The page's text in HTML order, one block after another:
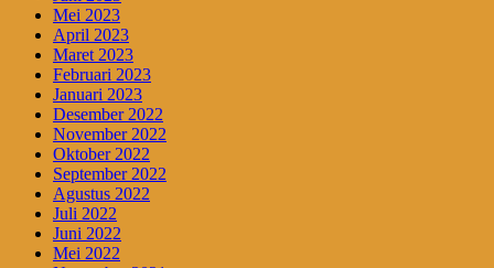
Mei 2023
April 2023
Maret 2023
Februari 2023
Januari 2023
Desember 2022
November 2022
Oktober 2022
September 2022
Agustus 2022
Juli 2022
Juni 2022
Mei 2022